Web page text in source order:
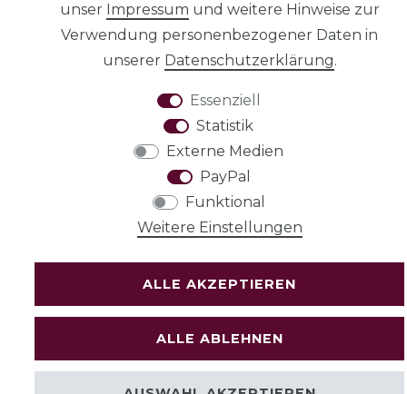
unser Impressum und weitere Hinweise zur
Verwendung personenbezogener Daten in
unserer Daten­schutz­erklärung.
Essenziell
Statistik
Externe Medien
PayPal
Funktional
Weitere Einstellungen
ALLE AKZEPTIEREN
ALLE ABLEHNEN
AGB
WIDERRUFEN